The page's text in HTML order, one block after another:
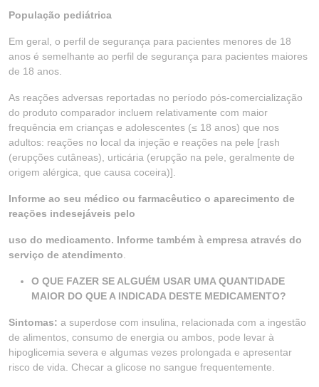
População pediátrica
Em geral, o perfil de segurança para pacientes menores de 18
anos é semelhante ao perfil de segurança para pacientes maiores
de 18 anos.
As reações adversas reportadas no período pós-comercialização
do produto comparador incluem relativamente com maior
frequência em crianças e adolescentes (≤ 18 anos) que nos
adultos: reações no local da injeção e reações na pele [rash
(erupções cutâneas), urticária (erupção na pele, geralmente de
origem alérgica, que causa coceira)].
Informe ao seu médico ou farmacêutico o aparecimento de
reações indesejáveis pelo
uso do medicamento. Informe também à empresa através do
serviço de atendimento
O QUE FAZER SE ALGUÉM USAR UMA QUANTIDADE
MAIOR DO QUE A INDICADA DESTE MEDICAMENTO?
Sintomas: a superdose com insulina, relacionada com a ingestão
de alimentos, consumo de energia ou ambos, pode levar à
hipoglicemia severa e algumas vezes prolongada e apresentar
risco de vida. Checar a glicose no sangue frequentemente.